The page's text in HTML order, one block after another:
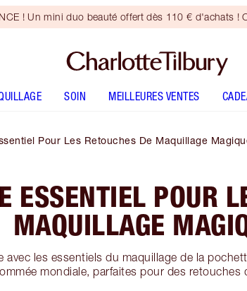
! Un mini duo beauté offert dès 110 € d'achats !
SOIN MEILLEURES VENTES
Pour Les Retouches De Maquillage
ESSENTIEL POUR
MAQUILLAGE
avec les essentiels du maquillage de la
mondiale, parfaites pour des retouches